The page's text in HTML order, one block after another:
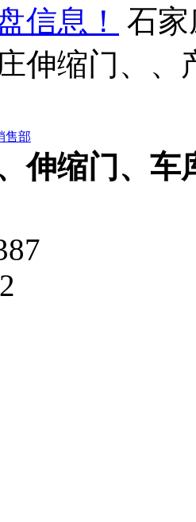
信息！
石
伸缩门、、
伸缩门、车